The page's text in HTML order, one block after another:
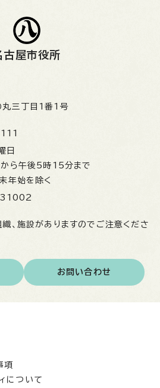
古屋市役所
丸三丁目1番1号
日
ら午後5時15分まで
年始を除く
、施設がありますのでご注意くださ
お問い合わせ
項
について